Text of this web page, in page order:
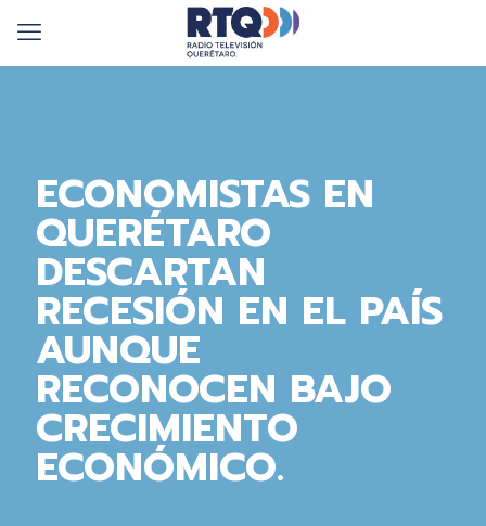
ECONOMISTAS EN
QUERÉTARO
DESCARTAN
RECESIÓN EN EL PAÍS
AUNQUE
RECONOCEN BAJO
CRECIMIENTO
ECONÓMICO.